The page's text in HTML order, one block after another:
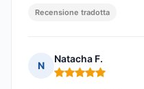
Recensione tradotta
N
Natacha F.
Nota: 5 su 5